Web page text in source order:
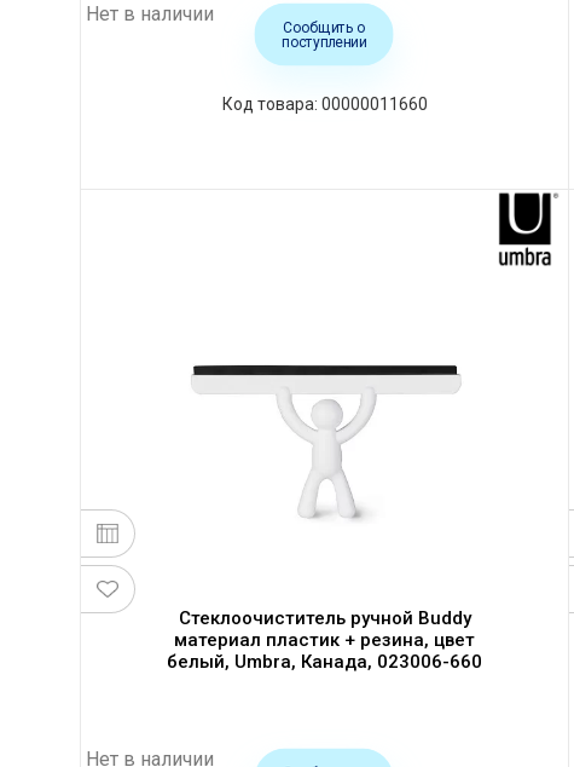
Нет в наличии
Сообщить о
поступлении
00000011660
Стеклоочиститель ручной Buddy
материал пластик + резина, цвет
белый, Umbra, Канада, 023006-660
Нет в наличии